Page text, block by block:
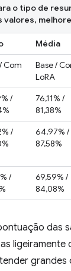
Média
Com
Base /
LoRA
/
76,11% /
81,38%
/
64,97% /
87,58%
/
69,59% /
84,08%
o tipo de
valores,
das
ligeiramente